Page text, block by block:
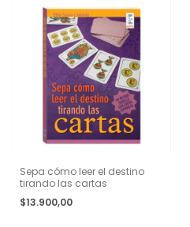
Sepa cómo leer el destino
tirando las cartas
$13.900,00